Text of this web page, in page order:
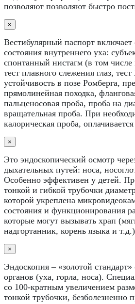
позволяют позволяют быстро
×
Вестибулярный паспорт включает
состояния внутреннего уха:
спонтанный нистагм (в том числе
тест плавного слежения глаз,
устойчивость в позе Ромберга,
прямолинейная походка,
пальценосовая проба, проба на
вращательная проба. При
калорическая проба,
×
Это эндоскопический осмотр
дыхательных путей: носа,
Особенно эффективен у детей.
тонкой и гибкой трубочки
которой укреплена
состояния и функционирования
которые могут вызывать храп
надгортанник, корень языка и
×
Эндоскопия – «золотой
органов (уха, горла, носа).
со 100-кратным увеличением
тонкой трубочки, безболезненно